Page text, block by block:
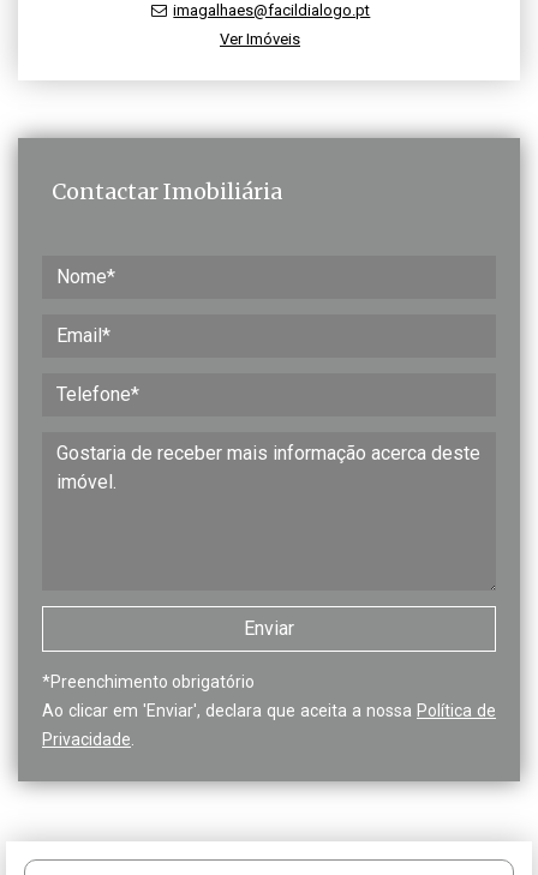
imagalhaes@facildialogo.pt
Ver Imóveis
Contactar Imobiliária
*Preenchimento obrigatório
Ao clicar em 'Enviar', declara que aceita a nossa Política de
Privacidade